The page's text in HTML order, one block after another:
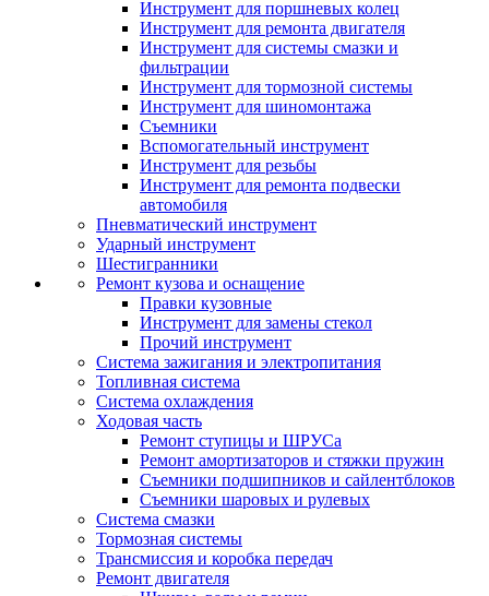
Инструмент для поршневых колец
Инструмент для ремонта двигателя
Инструмент для системы смазки и
фильтрации
Инструмент для тормозной системы
Инструмент для шиномонтажа
Съемники
Вспомогательный инструмент
Инструмент для резьбы
Инструмент для ремонта подвески
автомобиля
Пневматический инструмент
Ударный инструмент
Шестигранники
Ремонт кузова и оснащение
Правки кузовные
Инструмент для замены стекол
Прочий инструмент
Система зажигания и электропитания
Топливная система
Система охлаждения
Ходовая часть
Ремонт ступицы и ШРУСа
Ремонт амортизаторов и стяжки пружин
Съемники подшипников и сайлентблоков
Съемники шаровых и рулевых
Система смазки
Тормозная системы
Трансмиссия и коробка передач
Ремонт двигателя